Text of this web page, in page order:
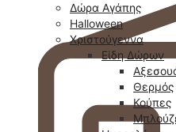
Δώρα Αγάπης
Halloween
Χριστούγεννα
Είδη Δώρων
Θερμός
Κούπες